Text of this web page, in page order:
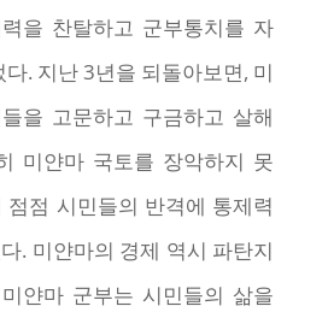
을 찬탈하고 군부통치를 자
. 지난 3년을 되돌아보면, 미
을 고문하고 구금하고 살해
미얀마 국토를 장악하지 못
점 시민들의 반격에 통제력
. 미얀마의 경제 역시 파탄지
얀마 군부는 시민들의 삶을